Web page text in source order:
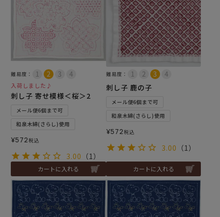
難易度：
入荷しました♪
刺し子 寄せ模様＜桜＞2
メール便6個まで可
和泉木綿(さらし)使用
¥572税込
3.00 （1）
カートに入れる
難易度：
刺し子 鹿の子
メール便6個まで可
和泉木綿(さらし)使用
¥572税込
3.00 （1）
カートに入れる